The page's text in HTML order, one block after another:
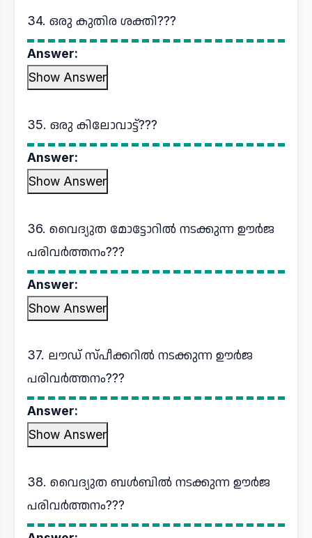
34. ഒരു കുതിര ശക്തി???
Answer:
Show Answer
35. ഒരു കിലോവാട്ട്???
Answer:
Show Answer
36. വൈദ്യുത മോട്ടോറിൽ നടക്കുന്ന ഊർജ
പരിവർത്തനം???
Answer:
Show Answer
37. ലൗഡ് സ്പീക്കറിൽ നടക്കുന്ന ഊർജ
പരിവർത്തനം???
Answer:
Show Answer
38. വൈദ്യുത ബൾബിൽ നടക്കുന്ന ഊർജ
പരിവർത്തനം???